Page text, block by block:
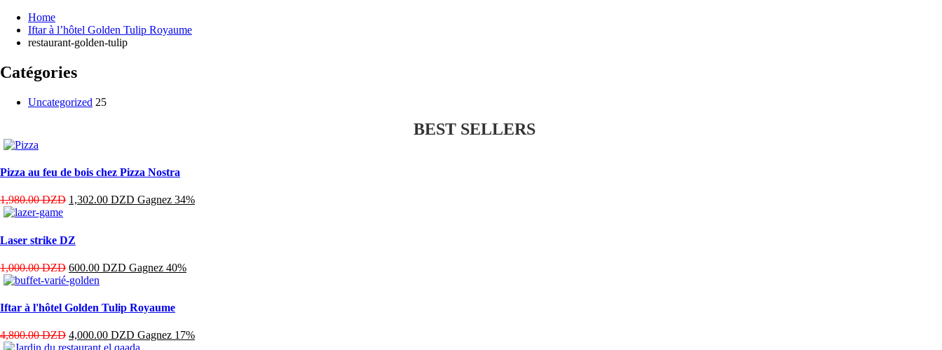
Home
Iftar à l’hôtel Golden Tulip Royaume
restaurant-golden-tulip
Catégories
Uncategorized 25
BEST SELLERS
Pizza au feu de bois chez Pizza Nostra
1,980.00DZD 1,302.00 DZD Gagnez 34%
Laser strike DZ
1,000.00DZD 600.00 DZD Gagnez 40%
Iftar à l'hôtel Golden Tulip Royaume
4,800.00DZD 4,000.00 DZD Gagnez 17%